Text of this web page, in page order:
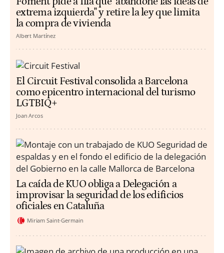
extrema izquierda" y retire la ley que limita
la compra de vivienda
Albert Martínez
El Circuit Festival consolida a Barcelona
como epicentro internacional del turismo
LGTBIQ+
Joan Arcos
La caída de KUO obliga a Delegación a
improvisar la seguridad de los edificios
oficiales en Cataluña
Miriam Saint-Germain